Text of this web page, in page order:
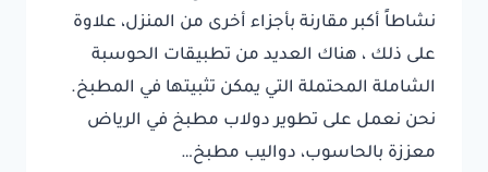
نشاطاً أكبر مقارنة بأجزاء أخرى من المنزل، علاوة
على ذلك ، هناك العديد من تطبيقات الحوسبة
الشاملة المحتملة التي يمكن تثبيتها في المطبخ.
نحن نعمل على تطوير دولاب مطبخ في الرياض
معززة بالحاسوب، دواليب مطبخ…